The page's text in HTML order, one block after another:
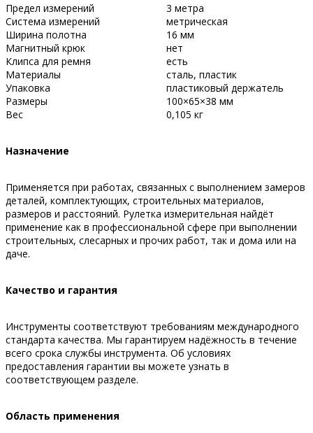
Предел измерений
3 метра
Система измерений
метрическая
Ширина полотна
16 мм
Магнитный крюк
нет
Клипса для ремня
есть
Материалы
сталь, пластик
Упаковка
пластиковый держатель
Размеры
100×65×38 мм
Вес
0,105 кг
Назначение
Применяется при работах, связанных с выполнением замеров
деталей, комплектующих, строительных материалов,
размеров и расстояний. Рулетка измерительная найдёт
применение как в профессиональной сфере при выполнении
строительных, слесарных и прочих работ, так и дома или на
даче.
Качество и гарантия
Инструменты соответствуют требованиям международного
стандарта качества. Мы гарантируем надёжность в течение
всего срока службы инструмента. Об условиях
предоставления гарантии вы можете узнать в
соответствующем разделе.
Область применения